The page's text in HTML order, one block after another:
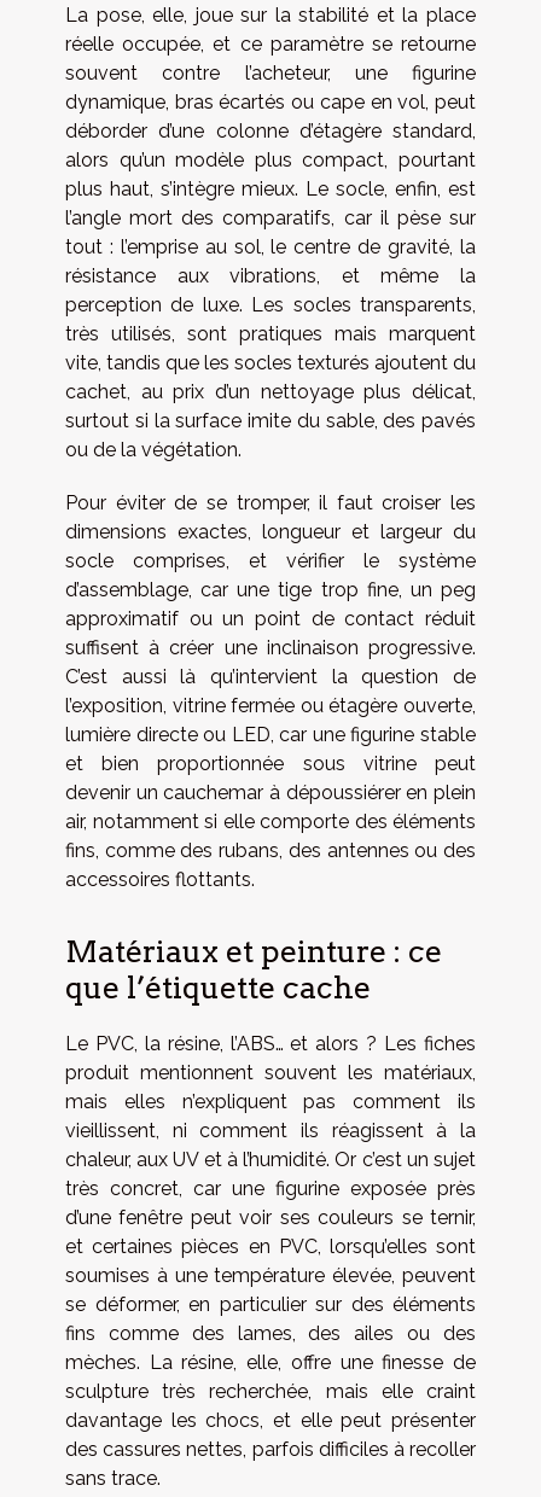
La pose, elle, joue sur la stabilité et la place
réelle occupée, et ce paramètre se retourne
souvent contre l’acheteur, une figurine
dynamique, bras écartés ou cape en vol, peut
déborder d’une colonne d’étagère standard,
alors qu’un modèle plus compact, pourtant
plus haut, s’intègre mieux. Le socle, enfin, est
l’angle mort des comparatifs, car il pèse sur
tout : l’emprise au sol, le centre de gravité, la
résistance aux vibrations, et même la
perception de luxe. Les socles transparents,
très utilisés, sont pratiques mais marquent
vite, tandis que les socles texturés ajoutent du
cachet, au prix d’un nettoyage plus délicat,
surtout si la surface imite du sable, des pavés
ou de la végétation.
Pour éviter de se tromper, il faut croiser les
dimensions exactes, longueur et largeur du
socle comprises, et vérifier le système
d’assemblage, car une tige trop fine, un peg
approximatif ou un point de contact réduit
suffisent à créer une inclinaison progressive.
C’est aussi là qu’intervient la question de
l’exposition, vitrine fermée ou étagère ouverte,
lumière directe ou LED, car une figurine stable
et bien proportionnée sous vitrine peut
devenir un cauchemar à dépoussiérer en plein
air, notamment si elle comporte des éléments
fins, comme des rubans, des antennes ou des
accessoires flottants.
Matériaux et peinture : ce
que l’étiquette cache
Le PVC, la résine, l’ABS… et alors ? Les fiches
produit mentionnent souvent les matériaux,
mais elles n’expliquent pas comment ils
vieillissent, ni comment ils réagissent à la
chaleur, aux UV et à l’humidité. Or c’est un sujet
très concret, car une figurine exposée près
d’une fenêtre peut voir ses couleurs se ternir,
et certaines pièces en PVC, lorsqu’elles sont
soumises à une température élevée, peuvent
se déformer, en particulier sur des éléments
fins comme des lames, des ailes ou des
mèches. La résine, elle, offre une finesse de
sculpture très recherchée, mais elle craint
davantage les chocs, et elle peut présenter
des cassures nettes, parfois difficiles à recoller
sans trace.